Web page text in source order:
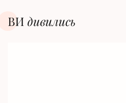
ВИ дивилиcь